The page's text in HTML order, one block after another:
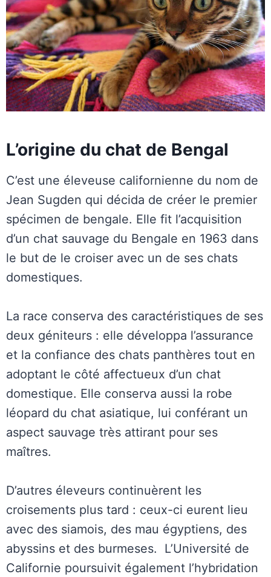
L’origine du chat de Bengal
C’est une éleveuse californienne du nom de
Jean Sugden qui décida de créer le premier
spécimen de bengale. Elle fit l’acquisition
d’un chat sauvage du Bengale en 1963 dans
le but de le croiser avec un de ses chats
domestiques.
La race conserva des caractéristiques de ses
deux géniteurs : elle développa l’assurance
et la confiance des chats panthères tout en
adoptant le côté affectueux d’un chat
domestique. Elle conserva aussi la robe
léopard du chat asiatique, lui conférant un
aspect sauvage très attirant pour ses
maîtres.
D’autres éleveurs continuèrent les
croisements plus tard : ceux-ci eurent lieu
avec des siamois, des mau égyptiens, des
abyssins et des burmeses. L’Université de
Californie poursuivit également l’hybridation